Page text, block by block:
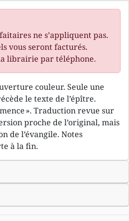
ne s’appliquent pas.
vous seront facturés.
librairie par téléphone.
couleur. Seule une
le texte de l’épître.
». Traduction revue sur
proche de l’original, mais
de l’évangile. Notes
à la fin.